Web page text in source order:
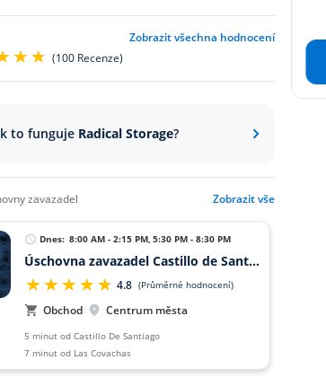
Zobrazit všechna hodnocení
(100 Recenze)
to funguje Radical Storage?
zavazadel Zobrazit vše
Dnes: 8:00 AM - 2:15 PM, 5:30 PM - 8:30 PM
Úschovna zavazadel Castillo de Santiago
4.8 (Průměrné hodnocení)
Obchod Centrum města
5 minut od Castillo De Santiago
7 minut od Las Covachas